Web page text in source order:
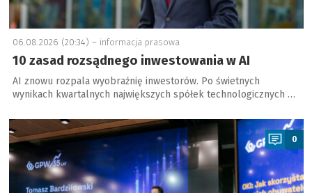
06.08.2026 (20:34) – informacja prasowa
10 zasad rozsądnego inwestowania w AI
AI znowu rozpala wyobraźnię inwestorów. Po świetnych
wynikach kwartalnych największych spółek technologicznych …
a
0